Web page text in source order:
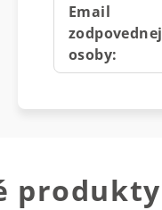
Email
zodpovednej
osoby:
produkty